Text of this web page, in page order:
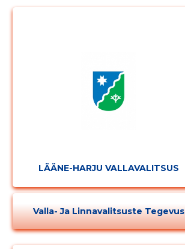
LÄÄNE-HARJU VALLAVALITSUS
Valla- Ja Linnavalitsuste Tegevus